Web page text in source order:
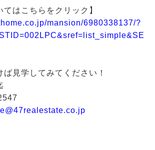
てはこちらをクリック】
mansion/6980338137/?
見学してみてください！